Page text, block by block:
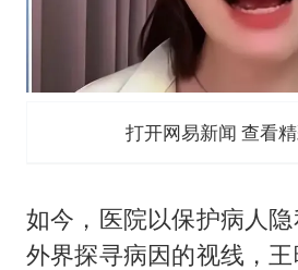
打开网易新闻 查看
如今，医院以保护病人
外界探寻病因的视线，